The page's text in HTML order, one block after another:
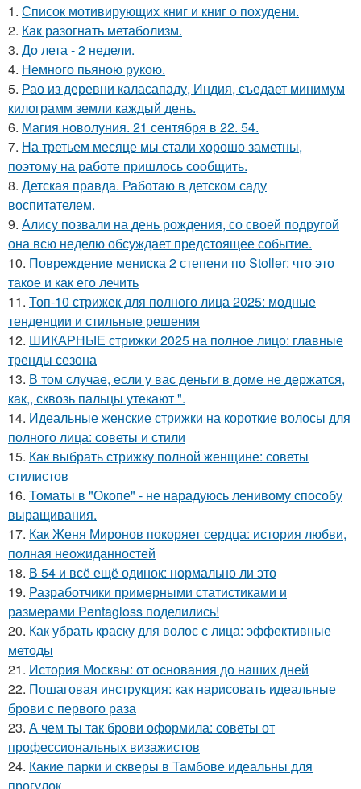
1. Список мотивирующих книг и книг о похудени.
2. Как разогнать метаболизм.
3. До лета - 2 недели.
4. Немного пьяною рукою.
5. Рао из деревни каласападу, Индия, съедает минимум
килограмм земли каждый день.
6. Магия новолуния. 21 сентября в 22. 54.
7. На третьем месяце мы стали хорошо заметны,
поэтому на работе пришлось сообщить.
8. Детская правда. Работаю в детском саду
воспитателем.
9. Алису позвали на день рождения, со своей подругой
она всю неделю обсуждает предстоящее событие.
10. Повреждение мениска 2 степени по Stoller: что это
такое и как его лечить
11. Топ-10 стрижек для полного лица 2025: модные
тенденции и стильные решения
12. ШИКАРНЫЕ стрижки 2025 на полное лицо: главные
тренды сезона
13. В том случае, если у вас деньги в доме не держатся,
как,, сквозь пальцы утекают ".
14. Идеальные женские стрижки на короткие волосы для
полного лица: советы и стили
15. Как выбрать стрижку полной женщине: советы
стилистов
16. Томаты в "Окопе" - не нарадуюсь ленивому способу
выращивания.
17. Как Женя Миронов покоряет сердца: история любви,
полная неожиданностей
18. В 54 и всё ещё одинок: нормально ли это
19. Разработчики примерными статистиками и
размерами Pentagloss поделились!
20. Как убрать краску для волос с лица: эффективные
методы
21. История Москвы: от основания до наших дней
22. Пошаговая инструкция: как нарисовать идеальные
брови с первого раза
23. А чем ты так брови оформила: советы от
профессиональных визажистов
24. Какие парки и скверы в Тамбове идеальны для
прогулок